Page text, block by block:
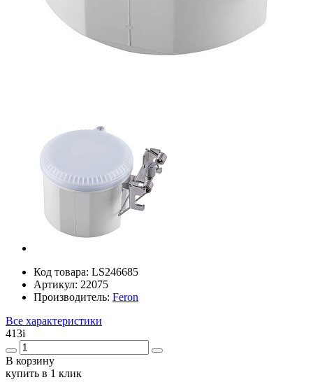
Код товара: LS246685
Артикул: 22075
Производитель: Feron
Все характеристики
413i
В корзину
купить в 1 клик